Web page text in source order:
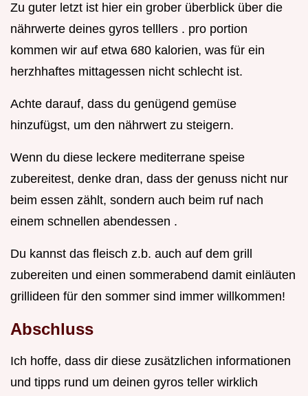
Zu guter letzt ist hier ein grober überblick über die
nährwerte deines gyros telllers . pro portion
kommen wir auf etwa 680 kalorien, was für ein
herzhhaftes mittagessen nicht schlecht ist.
Achte darauf, dass du genügend gemüse
hinzufügst, um den nährwert zu steigern.
Wenn du diese leckere mediterrane speise
zubereitest, denke dran, dass der genuss nicht nur
beim essen zählt, sondern auch beim ruf nach
einem schnellen abendessen .
Du kannst das fleisch z.b. auch auf dem grill
zubereiten und einen sommerabend damit einläuten
grillideen für den sommer sind immer willkommen!
Abschluss
Ich hoffe, dass dir diese zusätzlichen informationen
und tipps rund um deinen gyros teller wirklich